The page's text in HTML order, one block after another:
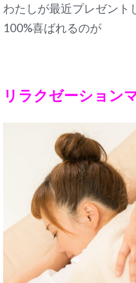
わたしが最近プレゼント
100%喜ばれるのが
リラクゼーション